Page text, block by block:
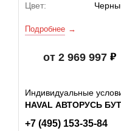
Цвет:
Подробнее
от 2 969 997
Индивидуальные
HAVAL АВТОРУСЬ
+7 (495) 153-35-84